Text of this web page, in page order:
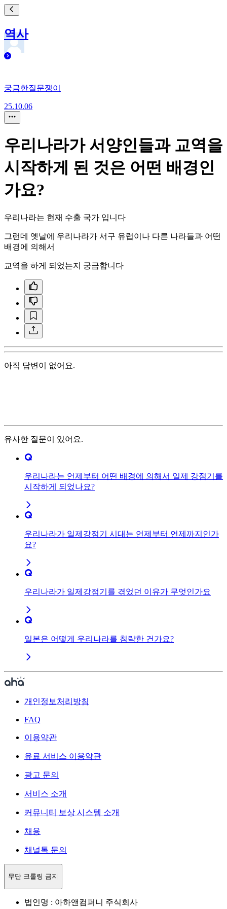
역사
궁금한질문쟁이
25.10.06
우리나라가 서양인들과 교역을
시작하게 된 것은 어떤 배경인
가요?
우리나라는 현재 수출 국가 입니다
그런데 옛날에 우리나라가 서구 유럽이나 다른 나라들과 어떤
배경에 의해서
교역을 하게 되었는지 궁금합니다
아직 답변이 없어요.
유사한 질문이 있어요.
우리나라는 언제부터 어떤 배경에 의해서 일제 강점기를
시작하게 되었나요?
우리나라가 일제강점기 시대는 언제부터 언제까지인가
요?
우리나라가 일제강점기를 겪었던 이유가 무엇인가요
일본은 어떻게 우리나라를 침략한 건가요?
개인정보처리방침
FAQ
이용약관
유료 서비스 이용약관
광고 문의
서비스 소개
커뮤니티 보상 시스템 소개
채용
채널톡 문의
무단 크롤링 금지
법인명 : 아하앤컴퍼니 주식회사